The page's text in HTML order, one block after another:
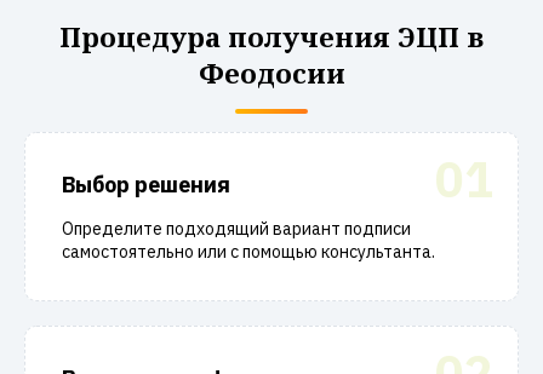
Процедура получения ЭЦП в
Феодосии
01
Выбор решения
Определите подходящий вариант подписи
самостоятельно или с помощью консультанта.